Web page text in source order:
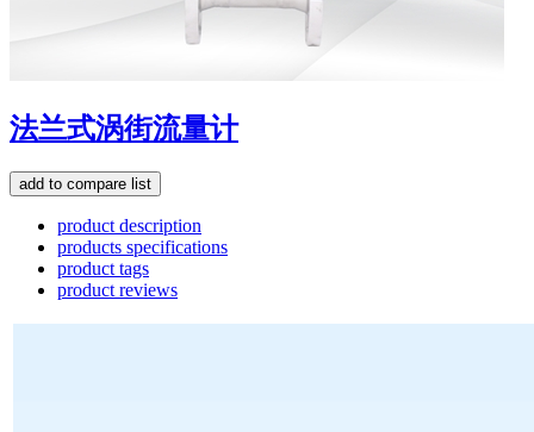
法兰式涡街流量计
product description
products specifications
product tags
product reviews